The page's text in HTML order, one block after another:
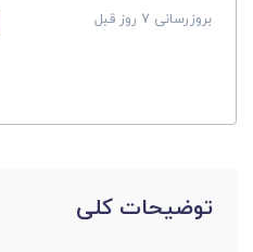
بروزرسانی 7 روز قبل
توضیحات کلی